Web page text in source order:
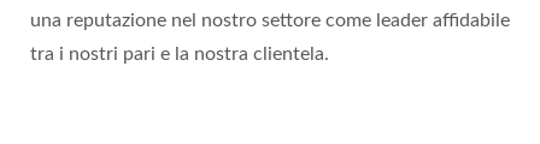
una reputazione nel nostro settore come leader affidabile
tra i nostri pari e la nostra clientela.